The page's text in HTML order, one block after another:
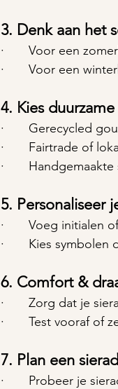
3. Denk aan het
·       Voor een
·       Voor een
4. Kies
·       Gerecycled
·       Fairtrade of
·
5. Personaliseer
·       Voeg
·       Kies
6. Comfort &
·       Zorg dat je
·       Test vooraf
7. Plan een
·       Probeer je